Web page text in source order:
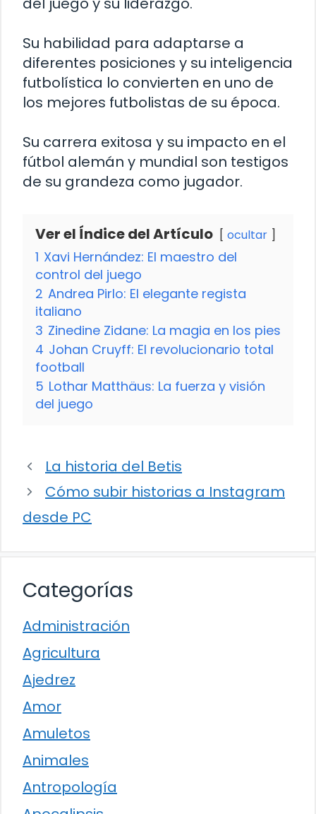
Su habilidad para adaptarse a
diferentes posiciones y su inteligencia
futbolística lo convierten en uno de
los mejores futbolistas de su época.
Su carrera exitosa y su impacto en el
fútbol alemán y mundial son testigos
de su grandeza como jugador.
Ver el Índice del Artículo ocultar
1 Xavi Hernández: El maestro del
control del juego
2 Andrea Pirlo: El elegante regista
italiano
3 Zinedine Zidane: La magia en los pies
4 Johan Cruyff: El revolucionario total
football
5 Lothar Matthäus: La fuerza y visión
del juego
La historia del Betis
Cómo subir historias a Instagram
desde PC
Categorías
Administración
Agricultura
Ajedrez
Amor
Amuletos
Animales
Antropología